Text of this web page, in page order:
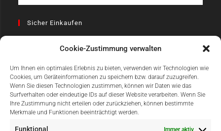
Cookie-Zustimmung verwalten
Um Ihnen ein optimales Erlebnis zu bieten, verwenden wir Technologien wie
Cookies, um Geräteinformationen zu speichern bzw. darauf zuzugreifen.
Wenn Sie diesen Technologien zustimmen, können wir Daten wie das
Surfverhalten oder eindeutige IDs auf dieser Website verarbeiten. Wenn Sie
Ihre Zustimmung nicht erteilen oder zurückziehen, können bestimmte
Merkmale und Funktionen beeinträchtigt werden.
Funktional Immer aktiv
Sicher Einkaufen
Einfach Online Bezahlen